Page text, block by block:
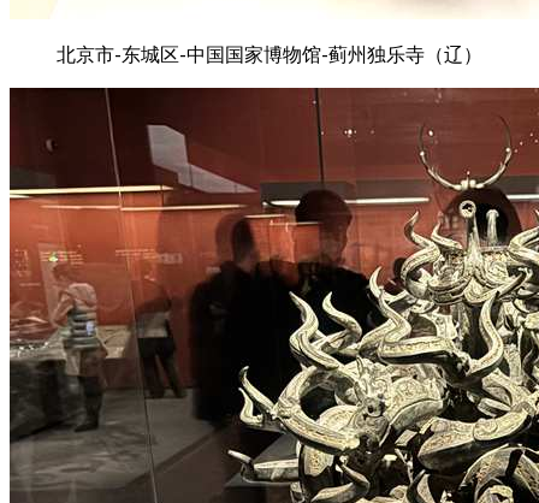
北京市-东城区-中国国家博物馆-蓟州独乐寺（辽）